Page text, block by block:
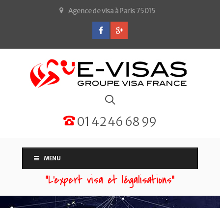
Agence de visa à Paris 75015
01 42 46 68 99
MENU
“L'expert visa et légalisations”